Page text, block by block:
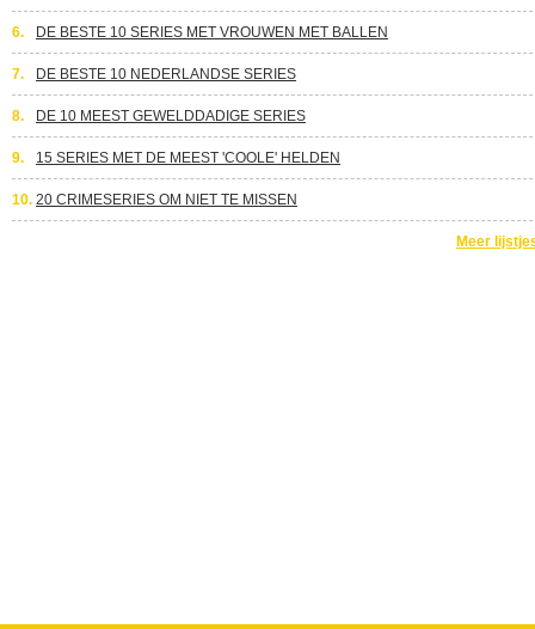
6. DE BESTE 10 SERIES MET VROUWEN MET BALLEN
7. DE BESTE 10 NEDERLANDSE SERIES
8. DE 10 MEEST GEWELDDADIGE SERIES
9. 15 SERIES MET DE MEEST 'COOLE' HELDEN
10. 20 CRIMESERIES OM NIET TE MISSEN
Meer